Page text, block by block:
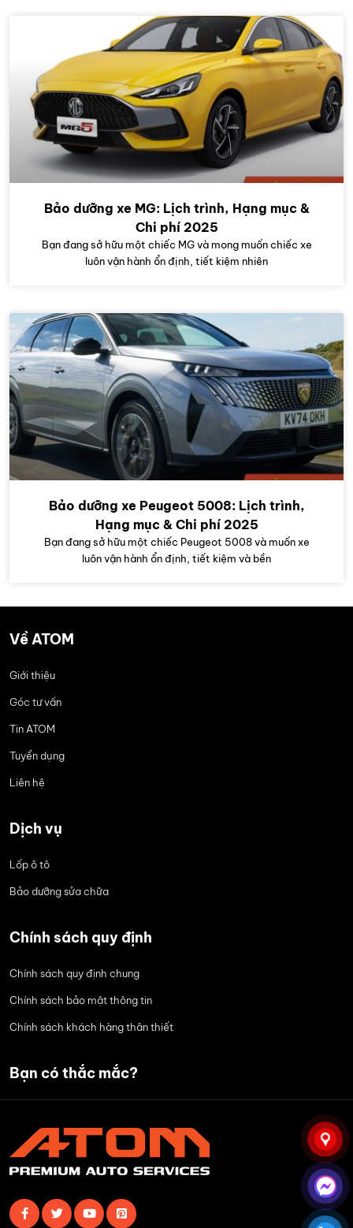
Bảo dưỡng xe MG: Lịch trình, Hạng mục &
Chi phí 2025
Bạn đang sở hữu một chiếc MG và mong muốn chiếc xe
luôn vận hành ổn định, tiết kiệm nhiên
Bảo dưỡng xe Peugeot 5008: Lịch trình,
Hạng mục & Chi phí 2025
Bạn đang sở hữu một chiếc Peugeot 5008 và muốn xe
luôn vận hành ổn định, tiết kiệm và bền
Về ATOM
Giới thiệu
Góc tư vấn
Tin ATOM
Tuyển dụng
Liên hệ
Dịch vụ
Lốp ô tô
Bảo dưỡng sửa chữa
Chính sách quy định
Chính sách quy định chung
Chính sách bảo mật thông tin
Chính sách khách hàng thân thiết
Bạn có thắc mắc?